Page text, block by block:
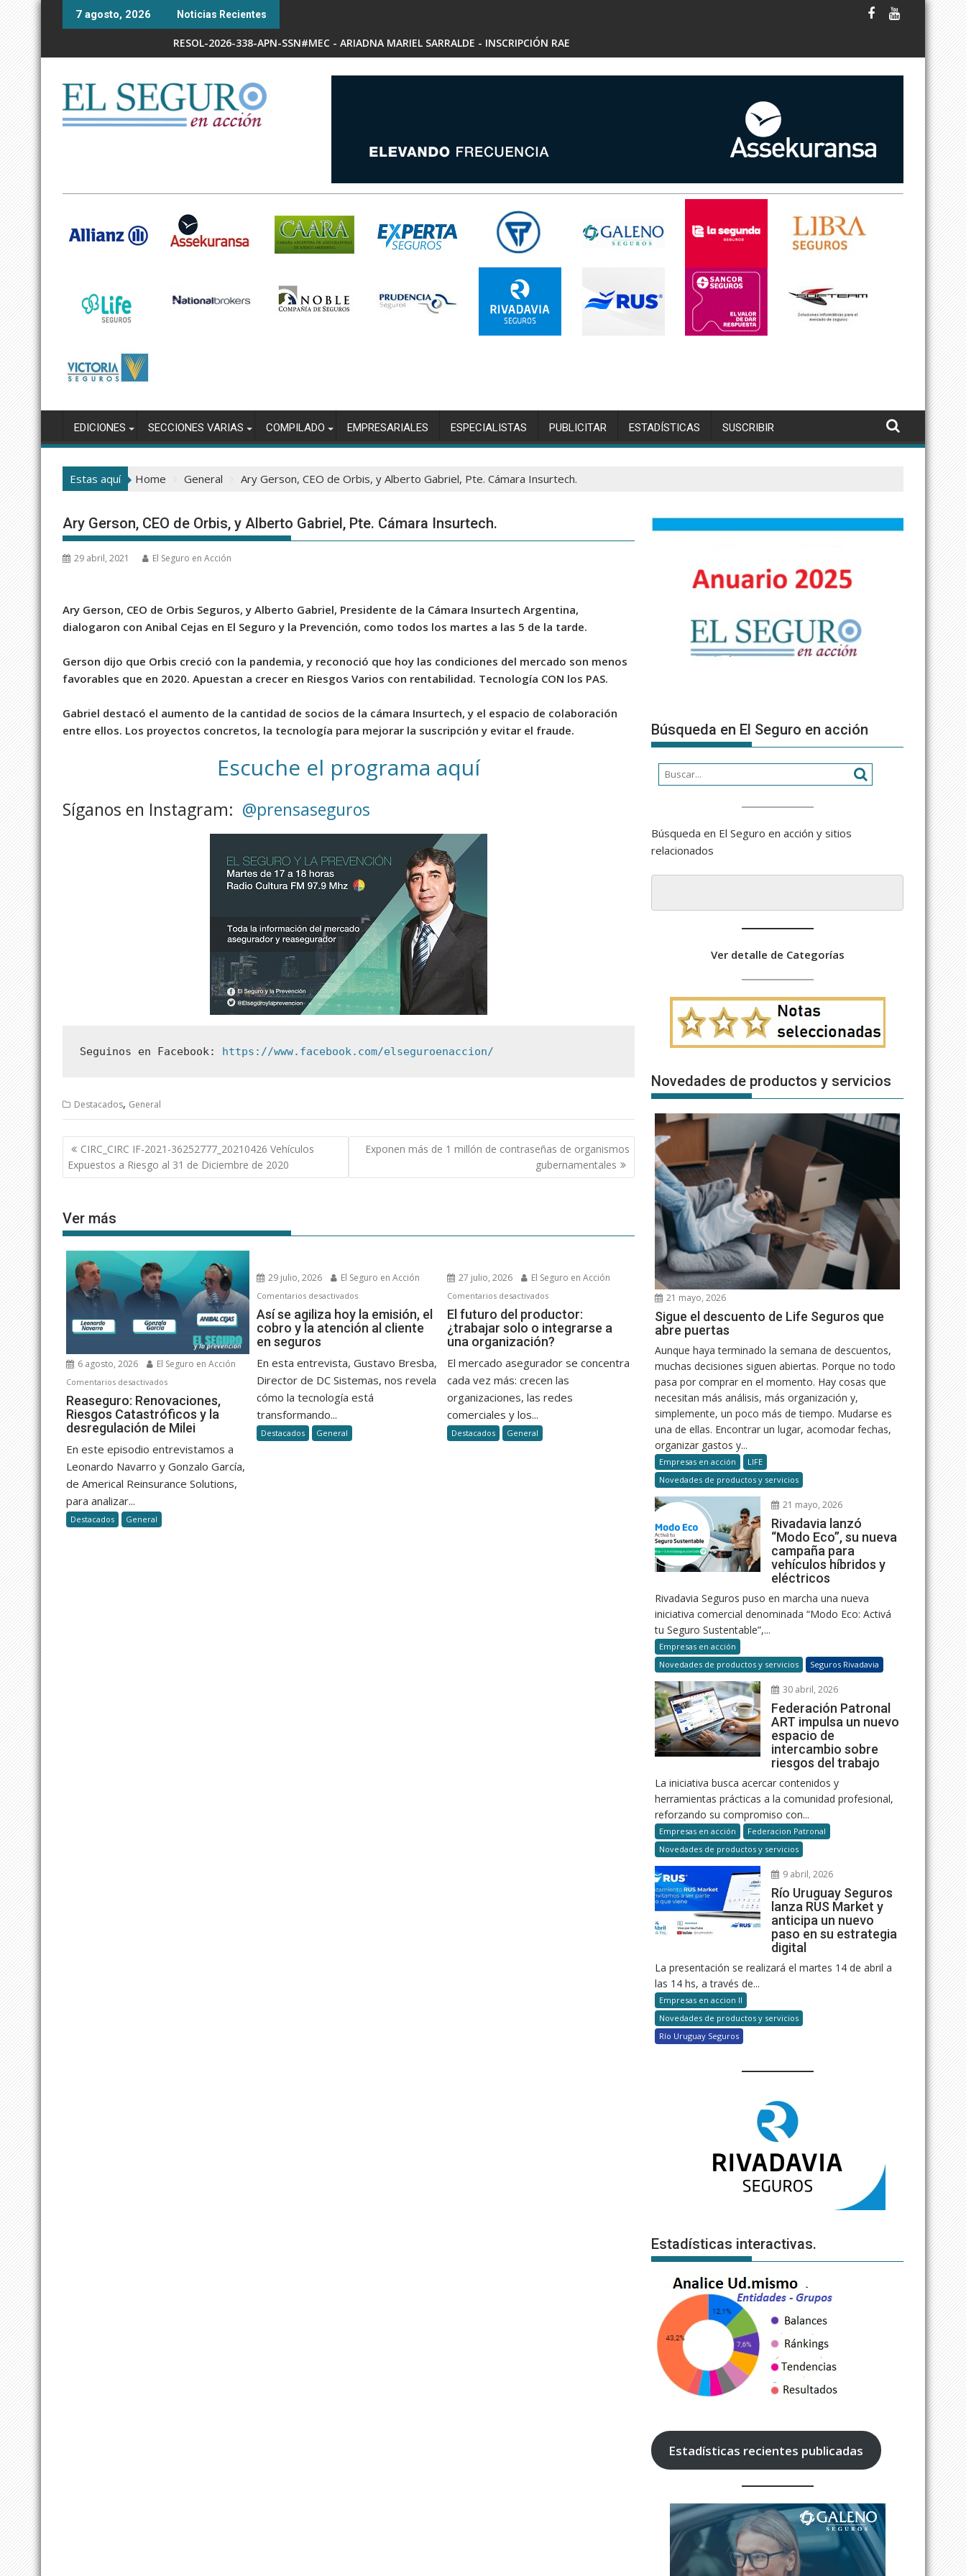
Skip
7 agosto, 2026 Noticias Recientes
RESOL-2026-338-APN-SSN#MEC - ARIADNA MARIEL SARRALDE - INSCRIPCIÓN RAE
EDICIONES SECCIONES VARIAS COMPILADO EMPRESARIALES ESPECIALISTAS PUBLICITAR ESTADÍSTICAS SUSCRIBIR
Estas aquí Home General Ary Gerson, CEO de Orbis, y Alberto Gabriel, Pte. Cámara Insurtech.
Ary Gerson, CEO de Orbis, y Alberto Gabriel, Pte. Cámara Insurtech.
29 abril, 2021 El Seguro en Acción
Ary Gerson, CEO de Orbis Seguros, y Alberto Gabriel, Presidente de la Cámara Insurtech Argentina,
dialogaron con Anibal Cejas en El Seguro y la Prevención, como todos los martes a las 5 de la tarde.
Gerson dijo que Orbis creció con la pandemia, y reconoció que hoy las condiciones del mercado son menos
favorables que en 2020. Apuestan a crecer en Riesgos Varios con rentabilidad. Tecnología CON los PAS.
Gabriel destacó el aumento de la cantidad de socios de la cámara Insurtech, y el espacio de colaboración
entre ellos. Los proyectos concretos, la tecnología para mejorar la suscripción y evitar el fraude.
Escuche el programa aquí
Síganos en Instagram: @prensaseguros
Seguinos en Facebook: https://www.facebook.com/elseguroenaccion/
Destacados, General
Navegación
de
entradas
CIRC_CIRC IF-2021-36252777_20210426 Vehículos
Expuestos a Riesgo al 31 de Diciembre de 2020
Exponen más de 1 millón de contraseñas de organismos
gubernamentales
Ver más
6 agosto, 2026 El Seguro en Acción
Comentarios desactivadosen
Reaseguro:
Renovaciones,
Riesgos
Catastróficos
Reaseguro: Renovaciones,
Riesgos Catastróficos y la
desregulación de Milei
En este episodio entrevistamos a
Leonardo Navarro y Gonzalo García,
de Americal Reinsurance Solutions,
para analizar...
Destacados General
29 julio, 2026 El Seguro en Acción
Comentarios desactivadosen
Así
se
hoy
Así se agiliza hoy la emisión, el
cobro y la atención al cliente
en seguros
En esta entrevista, Gustavo Bresba,
Director de DC Sistemas, nos revela
cómo la tecnología está
transformando...
Destacados General
27 julio, 2026 El Seguro en Acción
Comentarios desactivadosen
El
futuro
del
productor:
¿trabajar
El futuro del productor:
¿trabajar solo o integrarse a
una organización?
El mercado asegurador se concentra
cada vez más: crecen las
organizaciones, las redes
comerciales y los...
Destacados General
Búsqueda en El Seguro en acción
Búsqueda en El Seguro en acción y sitios
relacionados
Ver detalle de Categorías
Novedades de productos y servicios
21 mayo, 2026
Sigue el descuento de Life Seguros que
abre puertas
Aunque haya terminado la semana de descuentos,
muchas decisiones siguen abiertas. Porque no todo
pasa por comprar en el momento. Hay cosas que
necesitan más análisis, más organización y,
simplemente, un poco más de tiempo. Mudarse es
una de ellas. Encontrar un lugar, acomodar fechas,
organizar gastos y...
Empresas en acción
LIFE
Novedades de productos y servicios
21 mayo, 2026
Rivadavia lanzó
“Modo Eco”, su nueva
campaña para
vehículos híbridos y
eléctricos
Rivadavia Seguros puso en marcha una nueva
iniciativa comercial denominada “Modo Eco: Activá
tu Seguro Sustentable”,...
Empresas en acción
Novedades de productos y servicios
Seguros Rivadavia
30 abril, 2026
Federación Patronal
ART impulsa un nuevo
espacio de
intercambio sobre
riesgos del trabajo
La iniciativa busca acercar contenidos y
herramientas prácticas a la comunidad profesional,
reforzando su compromiso con...
Empresas en acción
Federacion Patronal
Novedades de productos y servicios
9 abril, 2026
Río Uruguay Seguros
lanza RUS Market y
anticipa un nuevo
paso en su estrategia
digital
La presentación se realizará el martes 14 de abril a
las 14 hs, a través de...
Empresas en accion II
Novedades de productos y servicios
Río Uruguay Seguros
Estadísticas interactivas.
Estadísticas recientes publicadas